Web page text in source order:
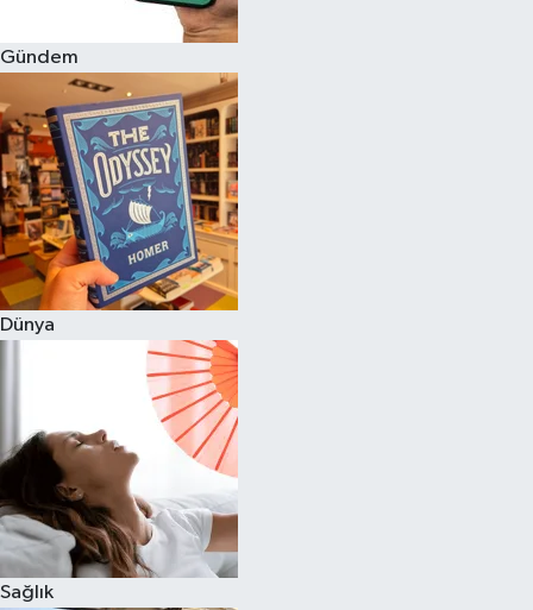
Gündem
Dünya
Sağlık